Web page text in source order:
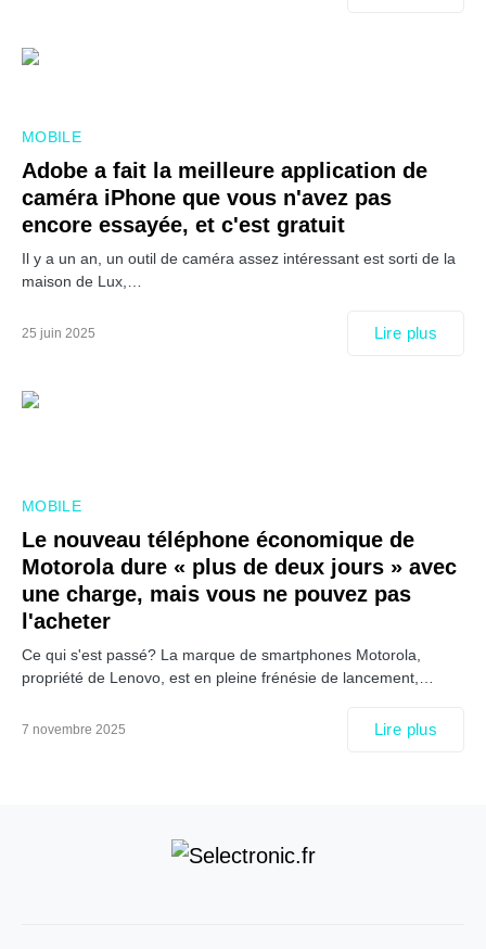
MOBILE
Adobe a fait la meilleure application de
caméra iPhone que vous n'avez pas
encore essayée, et c'est gratuit
Il y a un an, un outil de caméra assez intéressant est sorti de la
maison de Lux,…
25 juin 2025 Lire plus
MOBILE
Le nouveau téléphone économique de
Motorola dure « plus de deux jours » avec
une charge, mais vous ne pouvez pas
l'acheter
Ce qui s'est passé? La marque de smartphones Motorola,
propriété de Lenovo, est en pleine frénésie de lancement,…
7 novembre 2025 Lire plus